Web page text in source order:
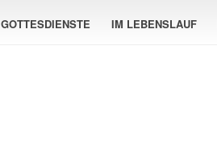
GOTTESDIENSTE IM LEBENSLAUF